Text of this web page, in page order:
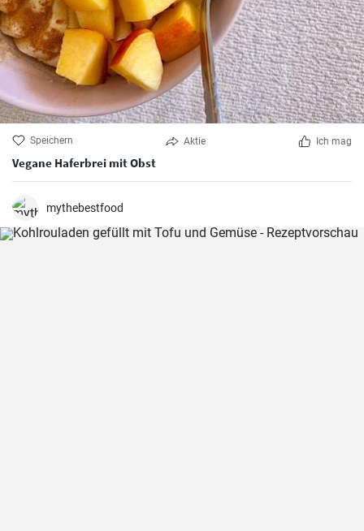
Speichern Aktie Ich mag
Vegane Haferbrei mit Obst
mythebestfood